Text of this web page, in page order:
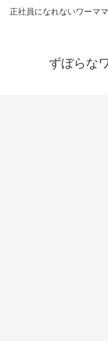
正社員になれないワーマ
ずぼらな